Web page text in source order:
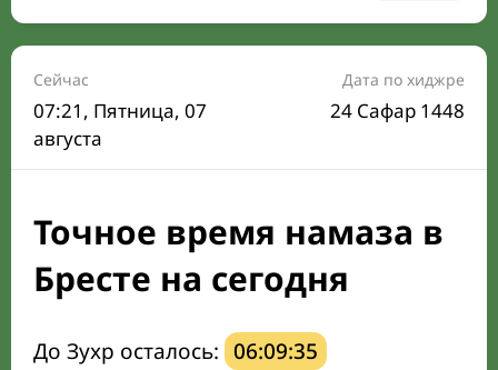
Время намаза на сегодня
Расписание на месяц
Время Сухура и Ифтара на сегодня
Календарь рамадана
Направление киблы
Сейчас
07:21 , Пятница, 07
августа
Дата по хиджре
24 Сафар 1448
Точное время намаза в
Бресте на сегодня
До Зухр осталось: 06:09:34